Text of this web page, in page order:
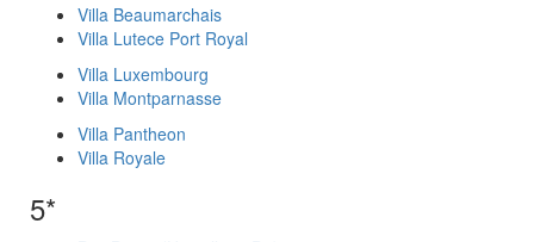
Villa Beaumarchais
Villa Lutece Port Royal
Villa Luxembourg
Villa Montparnasse
Villa Pantheon
Villa Royale
5*